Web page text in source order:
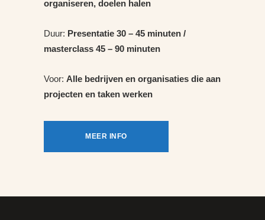
organiseren, doelen halen
Duur: Presentatie 30 – 45 minuten /
masterclass 45 – 90 minuten
Voor: Alle bedrijven en organisaties die aan
projecten en taken werken
MEER INFO